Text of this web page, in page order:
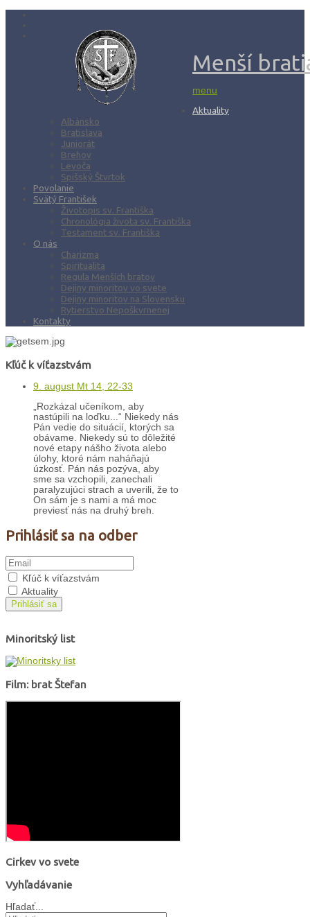
Menší
menu
Aktuality
Albánsko
Bratislava
Juniorát
Brehov
Levoča
Spišský Štvrtok
Povolanie
Svätý František
Životopis sv. Františka
Chronológia života sv. Františka
Testament sv. Františka
O nás
Charizma
Spiritualita
Regula Menších bratov
Dejiny minoritov vo svete
Dejiny minoritov na Slovensku
Rytierstvo Nepoškvrnenej
Kontakty
Kľúč k víťazstvám
9. august Mt 14, 22-33
„Rozkázal učeníkom, aby
nastúpili na loďku...“ Niekedy nás
Pán vedie do situácií, ktorých sa
obávame. Niekedy sú to dôležité
nové etapy nášho života alebo
úlohy, ktoré nám naháňajú
úzkosť. Pán nás pozýva, aby
sme sa vzchopili, zanechali
paralyzujúci strach a uverili, že to
On sám je s nami a má moc
previesť nás na druhý breh.
Prihlásiť sa na odber
Kľúč k víťazstvám
Aktuality
Prihlásiť sa
Minoritský list
Film: brat Štefan
Cirkev vo svete
Vyhľadávanie
Hľadať...